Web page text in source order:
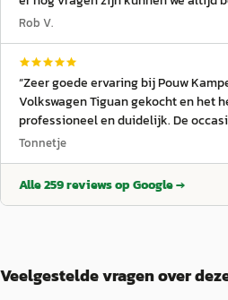
aanrader!
Rob V.
“Zeer goede ervaring bij Pouw
Volkswagen Tiguan gekocht en het
professioneel en duidelijk. De
er werd rustig de tijd genomen om
betrouwbaarheid uit, zowel bij
onderhoud. De prijs voelde eerlijk
fijne dealer waar service, occasions
centraal staan 👍
Tonnetje
Alle259reviews op Google →
Veelgestelde vragen over